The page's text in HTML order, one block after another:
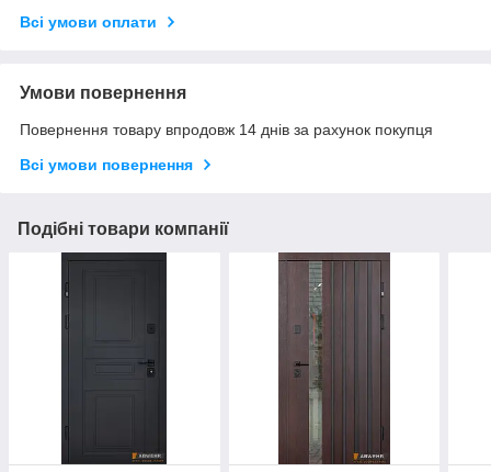
Всі умови оплати
Умови повернення
Повернення товару впродовж 14 днів за рахунок покупця
Всі умови повернення
Подібні товари компанії